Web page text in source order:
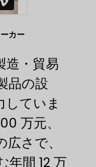
カー
造・貿易
品の設
していま
万元、
さで、
年間 12 万